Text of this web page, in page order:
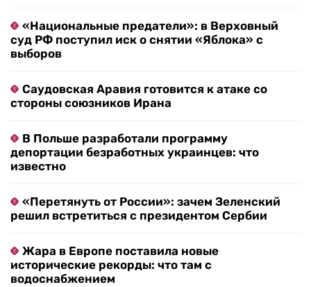
«Национальные предатели»: в Верховный
суд РФ поступил иск о снятии «Яблока» с
выборов
Саудовская Аравия готовится к атаке со
стороны союзников Ирана
В Польше разработали программу
депортации безработных украинцев: что
известно
«Перетянуть от России»: зачем Зеленский
решил встретиться с президентом Сербии
Жара в Европе поставила новые
исторические рекорды: что там с
водоснабжением